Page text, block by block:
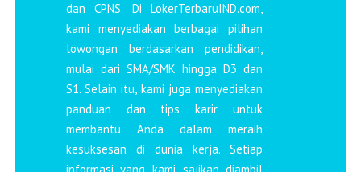
dan CPNS. Di LokerTerbaruIND.com,
kami menyediakan berbagai pilihan
lowongan berdasarkan pendidikan,
mulai dari SMA/SMK hingga D3 dan
S1. Selain itu, kami juga menyediakan
panduan dan tips karir untuk
membantu Anda dalam meraih
kesuksesan di dunia kerja. Setiap